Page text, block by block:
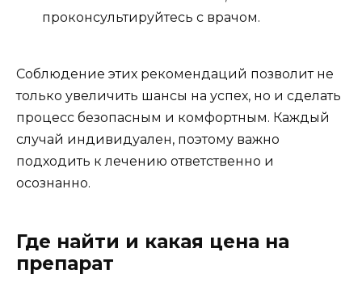
проконсультируйтесь с врачом.
Соблюдение этих рекомендаций позволит не
только увеличить шансы на успех, но и сделать
процесс безопасным и комфортным. Каждый
случай индивидуален, поэтому важно
подходить к лечению ответственно и
осознанно.
Где найти и какая цена на
препарат